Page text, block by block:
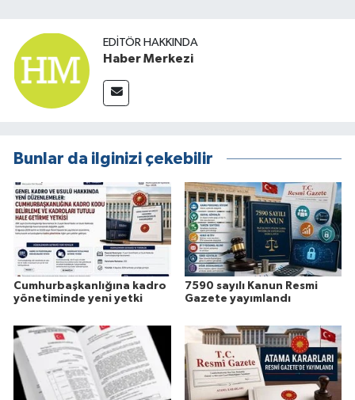
EDITÖR HAKKINDA
Haber Merkezi
Bunlar da ilginizi çekebilir
Cumhurbaşkanlığına kadro
yönetiminde yeni yetki
7590 sayılı Kanun Resmi
Gazete yayımlandı